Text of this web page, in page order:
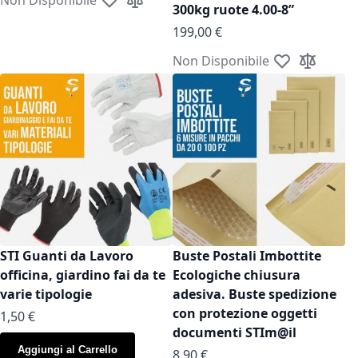
Aggiungi alla lista desideri
Aggiungi al confronto
300kg ruote 4.00-8”
199,00 €
Non Disponibile Aggiungi alla
Aggiungi
STI Guanti da Lavoro
officina, giardino fai da te
varie tipologie
As low as
1,50 €
Aggiungi al Carrello
Buste Postali Imbottite
Ecologiche chiusura
adesiva. Buste spedizione
con protezione oggetti
documenti STIm@il
As low as